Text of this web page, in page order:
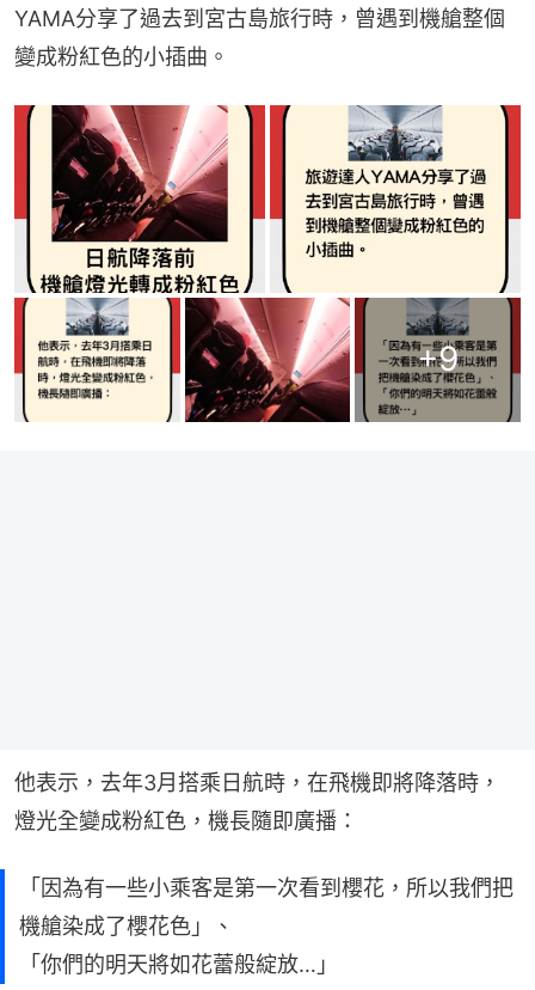
YAMA分享了過去到宮古島旅行時，曾遇到機艙整個
變成粉紅色的小插曲。
+9
他表示，去年3月搭乘日航時，在飛機即將降落時，
燈光全變成粉紅色，機長隨即廣播：
「因為有一些小乘客是第一次看到櫻花，所以我們把
機艙染成了櫻花色」、
「你們的明天將如花蕾般綻放…」